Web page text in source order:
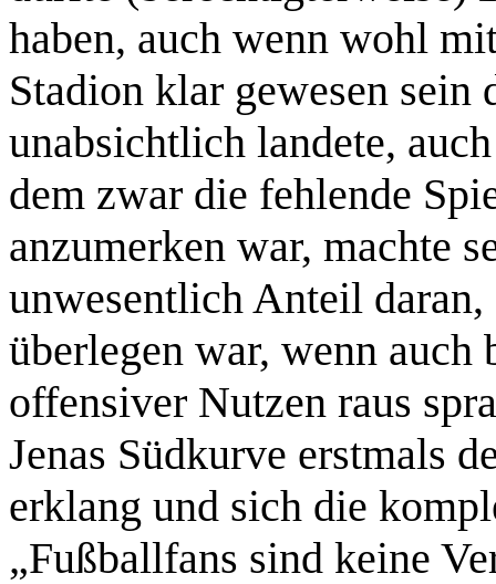
haben, auch wenn wohl
Stadion klar gewesen
unabsichtlich landete,
dem zwar die fehlende
anzumerken war, machte
unwesentlich Anteil
überlegen war, wenn
offensiver Nutzen raus
Jenas Südkurve erstmals
erklang und sich die
„Fußballfans sind keine